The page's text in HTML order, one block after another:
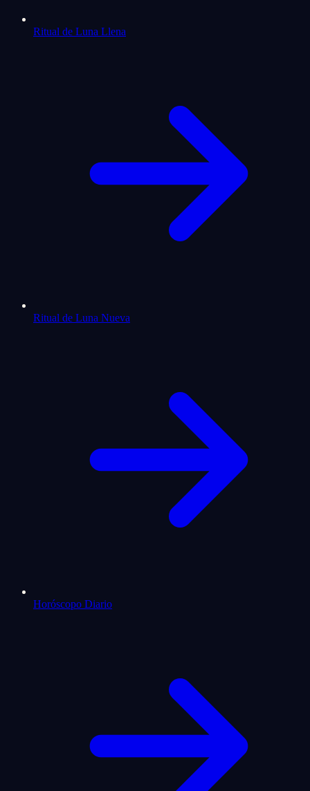
Ritual de Luna Llena
Ritual de Luna Nueva
Horóscopo Diario